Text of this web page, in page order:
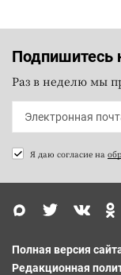
Подпишитесь
Раз в неделю мы
Я даю согласие на
Полная версия
Редакционная